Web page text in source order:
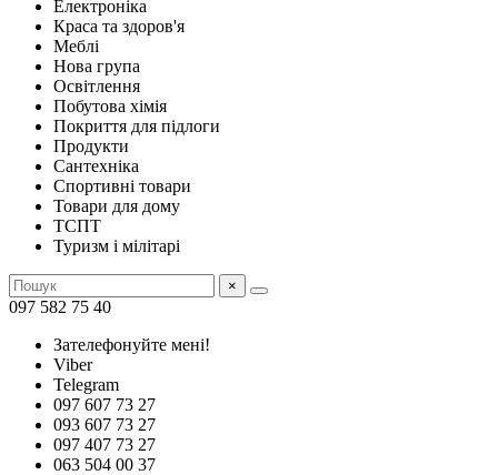
Електроніка
Краса та здоров'я
Меблі
Нова група
Освітлення
Побутова хімія
Покриття для підлоги
Продукти
Сантехніка
Спортивні товари
Товари для дому
ТСПТ
Туризм і мілітарі
×
097 582 75 40
Зателефонуйте мені!
Viber
Telegram
097 607 73 27
093 607 73 27
097 407 73 27
063 504 00 37